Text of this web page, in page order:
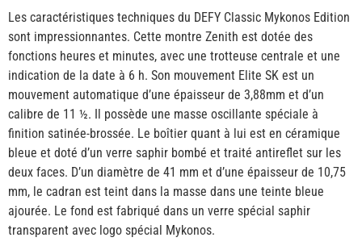
Les caractéristiques techniques du DEFY Classic Mykonos Edition
sont impressionnantes. Cette montre Zenith est dotée des
fonctions heures et minutes, avec une trotteuse centrale et une
indication de la date à 6 h. Son mouvement Elite SK est un
mouvement automatique d’une épaisseur de 3,88mm et d’un
calibre de 11 ½. Il possède une masse oscillante spéciale à
finition satinée-brossée. Le boîtier quant à lui est en céramique
bleue et doté d’un verre saphir bombé et traité antireflet sur les
deux faces. D’un diamètre de 41 mm et d’une épaisseur de 10,75
mm, le cadran est teint dans la masse dans une teinte bleue
ajourée. Le fond est fabriqué dans un verre spécial saphir
transparent avec logo spécial Mykonos.